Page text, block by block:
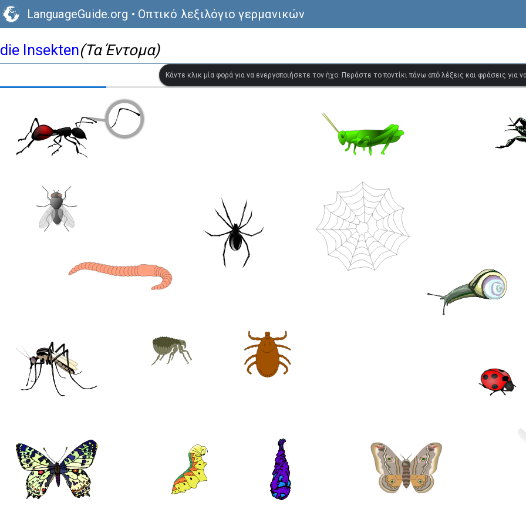
LanguageGuide.org • Οπτικό λεξιλόγιο γερμανικών
die Insekten(Τα Έντομα)
Κάντε κλικ μία φορά για να ενεργοποιήσετε τον ήχο. Περάστε το ποντίκι πάνω από λέξεις και φράσεις για